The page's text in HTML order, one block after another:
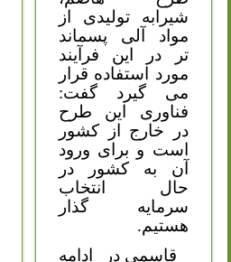
شیرابه تولیدی از
مواد آلی پسماند
تر در این فرآیند
مورد استفاده قرار
می گیرد گفت:
فناوری این طرح
در خارج از کشور
است و برای ورود
آن به کشور در
حال انتخاب
سرمایه گذار
هستیم.
قاسمی در ادامه